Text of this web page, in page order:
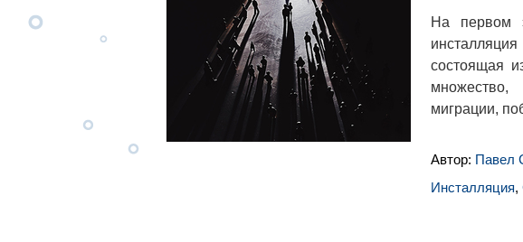
На первом
состоящая
миграции,
Автор: Павел
Инсталляция,